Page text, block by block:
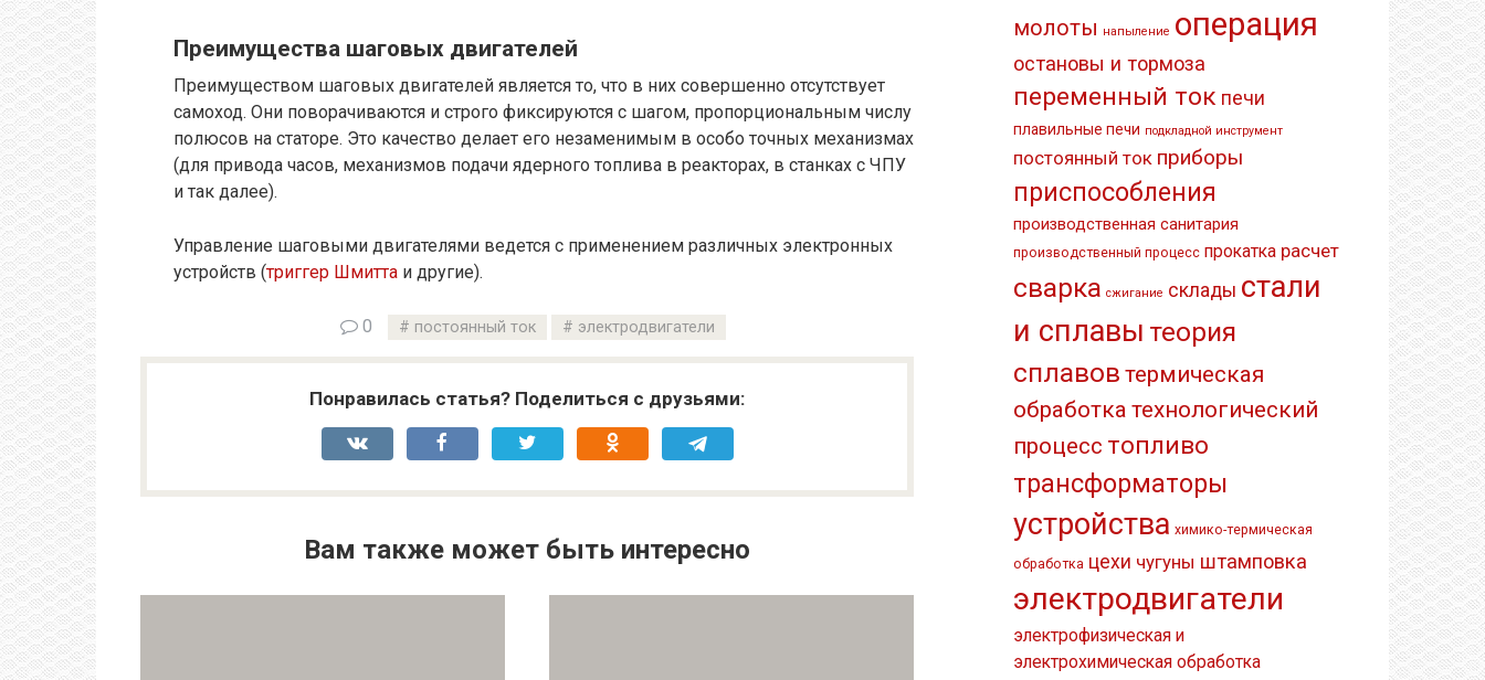
Преимущества шаговых двигателей
Преимуществом шаговых двигателей является то, что в них совершенно отсутствует
самоход. Они поворачиваются и строго фиксируются с шагом, пропорциональным числу
полюсов на статоре. Это качество делает его незаменимым в особо точных механизмах
(для привода часов, механизмов подачи ядерного топлива в реакторах, в станках с ЧПУ
и так далее).
Управление шаговыми двигателями ведется с применением различных электронных
устройств (триггер Шмитта и другие).
0 постоянный ток электродвигатели
Понравилась статья? Поделиться с друзьями:
Вам также может быть интересно
молоты напыление операция
остановы и тормоза
переменный ток печи
плавильные печи подкладной инструмент
постоянный ток приборы
приспособления
производственная санитария
производственный процесс прокатка расчет
сварка сжигание склады стали
и сплавы теория
сплавов термическая
обработка технологический
процесс топливо
трансформаторы
устройства химико-термическая
обработка цехи чугуны штамповка
электродвигатели
электрофизическая и
электрохимическая обработка